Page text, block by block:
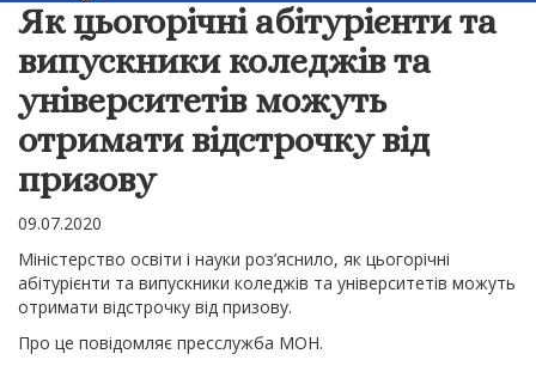
Як цьогорічні абітурієнти та
випускники коледжів та
університетів можуть
отримати відстрочку від
призову
09.07.2020
Міністерство освіти і науки роз’яснило, як цьогорічні
абітурієнти та випускники коледжів та університетів можуть
отримати відстрочку від призову.
Про це повідомляє пресслужба МОН.